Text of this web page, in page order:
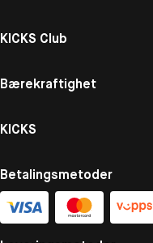
KICKS Club
Bærekraftighet
KICKS
Betalingsmetoder